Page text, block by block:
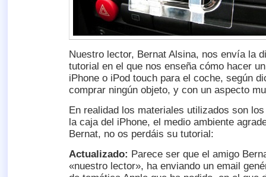
Nuestro lector, Bernat Alsina, nos envía la
tutorial en el que nos enseña cómo hacer
iPhone o iPod touch para el coche, según
comprar ningún objeto, y con un aspecto
En realidad los materiales utilizados son
la caja del iPhone, el medio ambiente
Bernat, no os perdáis su tutorial:
Actualizado: Parece ser que el amigo
«nuestro lector», ha enviando un email